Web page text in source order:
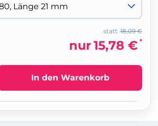
18,09 €
statt
nur15,78 € *
In den Warenkorb